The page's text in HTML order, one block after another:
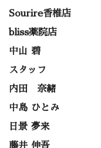
Sourire香椎店
bliss薬院店
中山 碧
スタッフ
内田 奈緒
中島 ひとみ
日景 夢来
藤井 伸吾